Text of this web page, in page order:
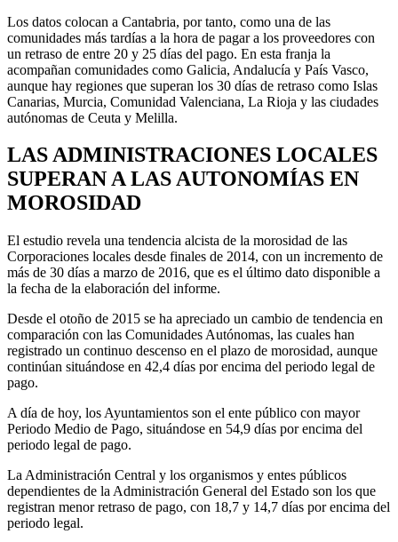
Los datos colocan a Cantabria, por tanto, como una de las
comunidades más tardías a la hora de pagar a los proveedores con
un retraso de entre 20 y 25 días del pago. En esta franja la
acompañan comunidades como Galicia, Andalucía y País Vasco,
aunque hay regiones que superan los 30 días de retraso como Islas
Canarias, Murcia, Comunidad Valenciana, La Rioja y las ciudades
autónomas de Ceuta y Melilla.
LAS ADMINISTRACIONES LOCALES
SUPERAN A LAS AUTONOMÍAS EN
MOROSIDAD
El estudio revela una tendencia alcista de la morosidad de las
Corporaciones locales desde finales de 2014, con un incremento de
más de 30 días a marzo de 2016, que es el último dato disponible a
la fecha de la elaboración del informe.
Desde el otoño de 2015 se ha apreciado un cambio de tendencia en
comparación con las Comunidades Autónomas, las cuales han
registrado un continuo descenso en el plazo de morosidad, aunque
continúan situándose en 42,4 días por encima del periodo legal de
pago.
A día de hoy, los Ayuntamientos son el ente público con mayor
Periodo Medio de Pago, situándose en 54,9 días por encima del
periodo legal de pago.
La Administración Central y los organismos y entes públicos
dependientes de la Administración General del Estado son los que
registran menor retraso de pago, con 18,7 y 14,7 días por encima del
periodo legal.